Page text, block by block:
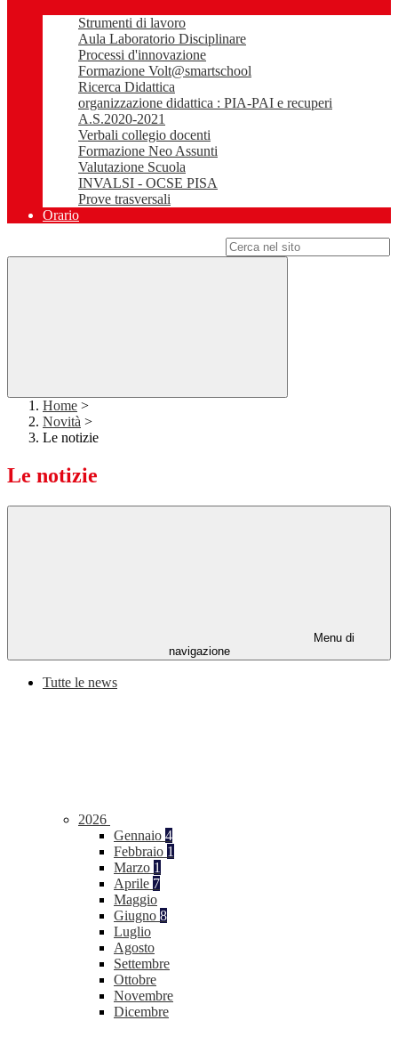
Strumenti di lavoro
Aula Laboratorio Disciplinare
Processi d'innovazione
Formazione Volt@smartschool
Ricerca Didattica
organizzazione didattica : PIA-PAI e recuperi
A.S.2020-2021
Verbali collegio docenti
Formazione Neo Assunti
Valutazione Scuola
INVALSI - OCSE PISA
Prove trasversali
Orario
Home >
Novità >
Le notizie
Le notizie
Menu di
navigazione
Tutte le news
2026
Gennaio 4
Febbraio 1
Marzo 1
Aprile 7
Maggio
Giugno 8
Luglio
Agosto
Settembre
Ottobre
Novembre
Dicembre